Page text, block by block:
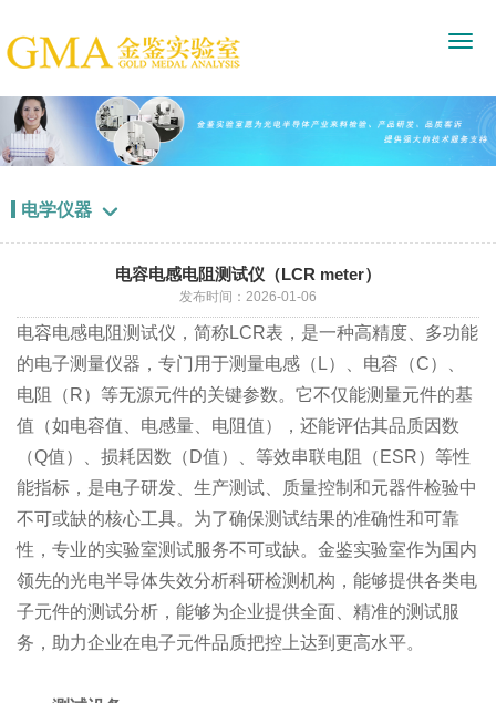
电学仪器 
电容电感电阻测试仪（LCR meter）
发布时间：2026-01-06
电容电感电阻测试仪，简称LCR表，是一种高精度、多功能
的电子测量仪器，专门用于测量电感（L）、电容（C）、
电阻（R）等无源元件的关键参数。它不仅能测量元件的基
值（如电容值、电感量、电阻值），还能评估其品质因数
（Q值）、损耗因数（D值）、等效串联电阻（ESR）等性
能指标，是电子研发、生产测试、质量控制和元器件检验中
不可或缺的核心工具。为了确保测试结果的准确性和可靠
性，专业的实验室测试服务不可或缺。金鉴实验室作为国内
领先的光电半导体失效分析科研检测机构，能够提供各类电
子元件的测试分析，能够为企业提供全面、精准的测试服
务，助力企业在电子元件品质把控上达到更高水平。